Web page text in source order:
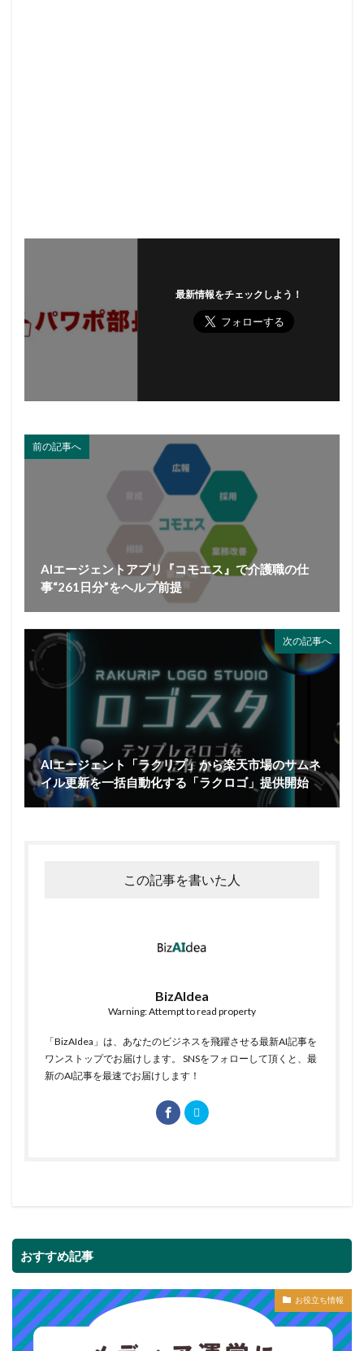
最新情報をチェックしよう！
前の記事へ
AIエージェントアプリ『コモエス』で介護職の仕
事“261日分”をヘルプ前提
次の記事へ
AIエージェント「ラクリプ」から楽天市場のサムネ
イル更新を一括自動化する「ラクロゴ」提供開始
この記事を書いた人
BizAIdea
Warning: Attempt to read property
「BizAIdea」は、あなたのビジネスを飛躍させる最新AI記事を
ワンストップでお届けします。 SNSをフォローして頂くと、最
新のAI記事を最速でお届けします！
おすすめ記事
お役立ち情報